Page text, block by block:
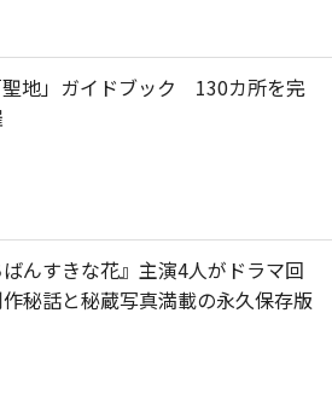
地」ガイドブック 130カ所を完
ばんすきな花』主演4人がドラマ回
秘話と秘蔵写真満載の永久保存版